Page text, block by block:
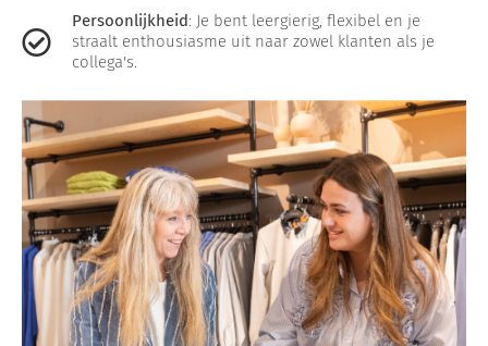
Persoonlijkheid: Je bent leergierig, flexibel en je
straalt enthousiasme uit naar zowel klanten als je
collega's.